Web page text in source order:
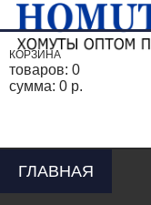
КОРЗИНА
товаров: 0
сумма: 0 р.
ГЛАВНАЯ